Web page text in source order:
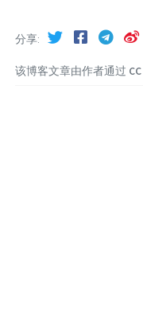
该博客文章由作者通过
分享